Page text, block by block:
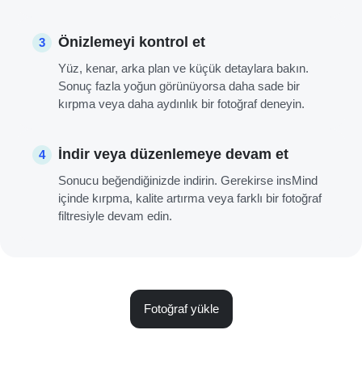
3 Önizlemeyi kontrol et
Yüz, kenar, arka plan ve küçük detaylara bakın.
Sonuç fazla yoğun görünüyorsa daha sade bir
kırpma veya daha aydınlık bir fotoğraf deneyin.
4 İndir veya düzenlemeye devam et
Sonucu beğendiğinizde indirin. Gerekirse insMind
içinde kırpma, kalite artırma veya farklı bir fotoğraf
filtresiyle devam edin.
Fotoğraf yükle